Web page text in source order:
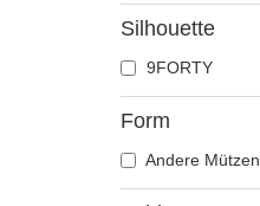
Silhouette
9FORTY
Form
Andere Mützen